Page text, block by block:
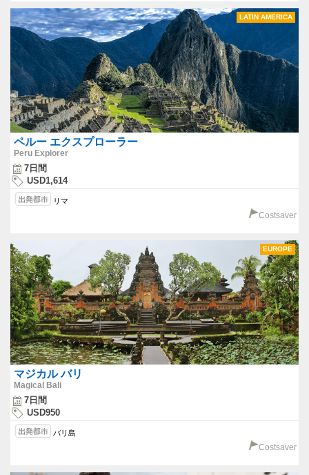
LATIN AMERICA
ペルー エクスプローラー
Peru Explorer
7日間
USD1,614
リマ
Costsaver
EUROPE
マジカル バリ
Magical Bali
7日間
USD950
バリ島
Costsaver